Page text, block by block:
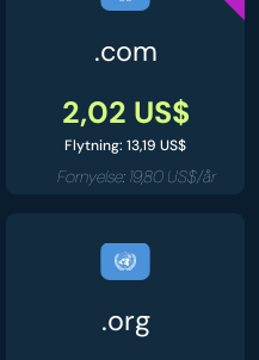
.com
2,02 US$
Flytning: 13,19 US$
Fornyelse: 19,80 US$/år
.org